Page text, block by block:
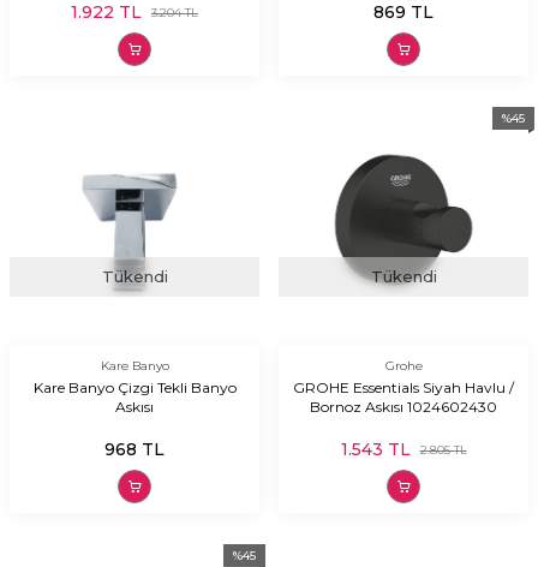
3.204TL
1.922 TL 869 TL
Tükendi
Kare Banyo
Kare Banyo Çizgi Tekli Banyo
Askısı
968 TL
Tükendi
%45
Grohe
GROHE Essentials Siyah Havlu /
Bornoz Askısı 1024602430
2.805TL
1.543 TL
%45